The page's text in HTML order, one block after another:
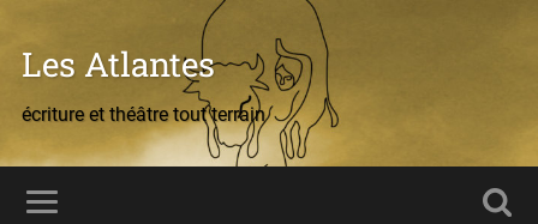
Les Atlantes
écriture et théâtre tout terrain